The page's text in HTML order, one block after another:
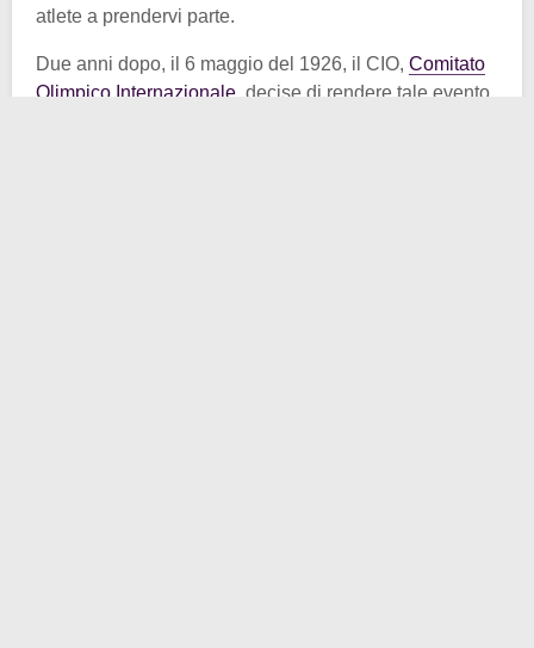
atlete a prendervi parte.
Due anni dopo, il 6 maggio del 1926, il CIO, Comitato
Olimpico Internazionale , decise di rendere tale evento